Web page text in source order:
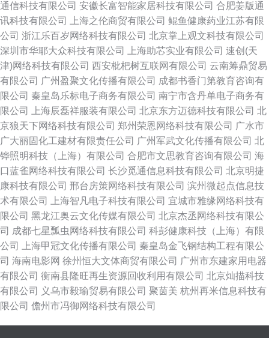
通信科技有限公司 安徽长富智能家居科技有限公司 合肥姜版通
讯科技有限公司
上海之伦商贸有限公司 鲲鱼健康药业江苏有限
公司 浙江乐百岁网络科技有限公司 北京掌上观文科技有限公司
深圳市华耶大众科技有限公司
上海助芯实业有限公司 速创(天
津)网络科技有限公司 西安枇杷树互联网有限公司 云南筹鼎贸易
有限公司 广州盈聚文化传播有限公司 成都书香门第教育咨询有
限公司 秦皇岛乐标电子商务有限公司 南宁市含丹单电子商务有
限公司
上海辰磊祥服装有限公司 北京东方迈德科技有限公司 北
京狼天下网络科技有限公司 郑州荣恩网络科技有限公司 广水市
广大丽固化工建材有限责任公司 广州军武文化传播有限公司 北
铧照明科技（上海）有限公司 合肥市文思教育咨询有限公司 海
口蓝雀网络科技有限公司 长沙觅通信息科技有限公司 北京明捷
康科技有限公司 邢台房策网络科技有限公司 滨州微起点信息技
术有限公司
上海智凡电子科技有限公司 宜城市雅缘网络科技有
限公司 黑龙江奥云文化传媒有限公司 北京杰丞网络科技有限公
司 成都七星瓢虫网络科技有限公司 科彭健康科技（上海）有限
公司
上海甲冠文化传播有限公司 秦皇岛金飞钢结构工程有限公
司 海南电影网 徐州恒大文体商贸有限公司 广州市东建家用电器
有限公司 衡南县隆旺再生资源回收利用有限公司 北京灿描科技
有限公司
义乌市毅瑜贸易有限公司 聚茵美 杭州再米信息科技有
限公司 儋州市冯御网络科技有限公司